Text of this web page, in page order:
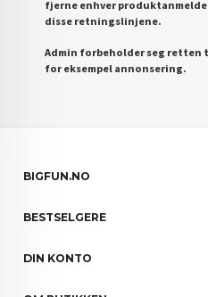
fjerne enhver
disse retningslinjene.
Admin forbeholder seg retten
for eksempel annonsering.
BIGFUN.NO
BESTSELGERE
DIN KONTO